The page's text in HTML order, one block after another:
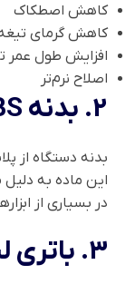
کاهش اصطکاک
کاهش گرمای
افزایش طول عمر
اصلاح نرم‌تر
2. بدنه ABS
این ماده به دلیل
در بسیاری از
3. باتری لیتیوم یون